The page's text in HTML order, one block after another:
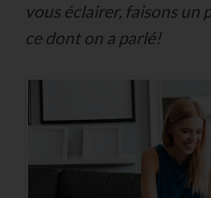
vous éclairer, faisons un
ce dont on a parlé!